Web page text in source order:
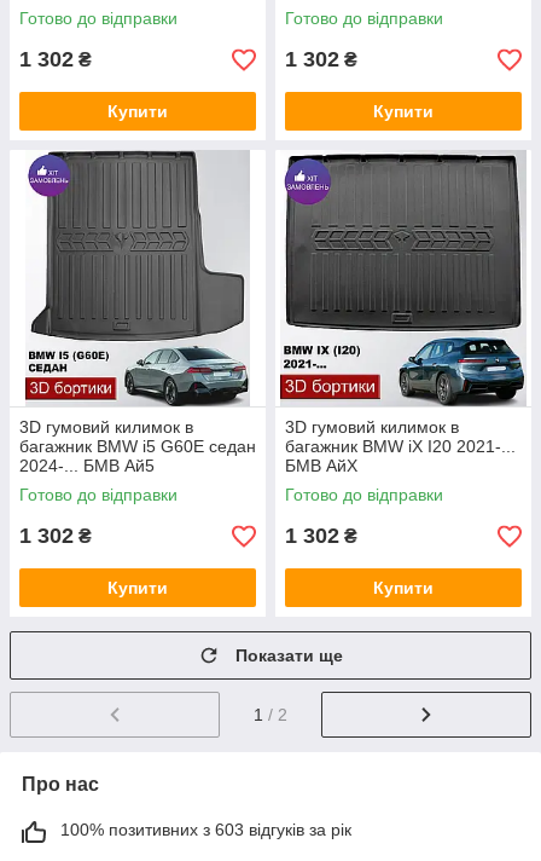
Готово до відправки
1 302 ₴
Купити
Готово до відправки
1 302 ₴
Купити
3D гумовий килимок в
багажник BMW i5 G60E седан
2024-... БМВ Ай5
Готово до відправки
1 302 ₴
Купити
3D гумовий килимок в
багажник BMW iX I20 2021-...
БМВ АйХ
Готово до відправки
1 302 ₴
Купити
Показати ще
1 / 2
Про нас
100% позитивних з 603 відгуків за рік